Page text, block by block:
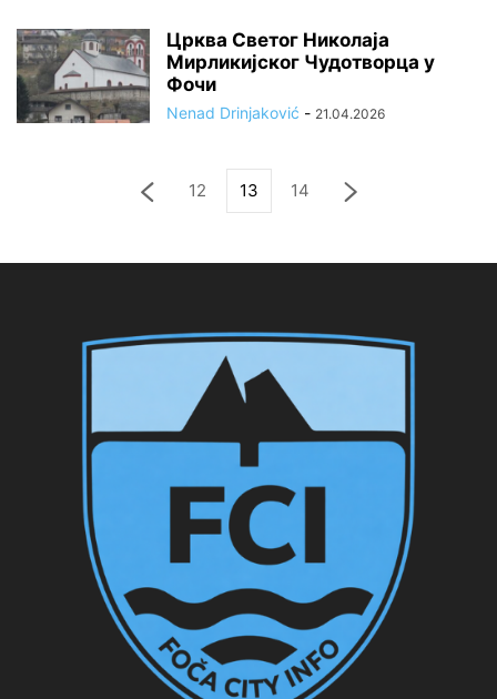
Црква Светог Николаја
Мирликијског Чудотворца у
Фочи
Nenad Drinjaković - 21.04.2026
12 13 14